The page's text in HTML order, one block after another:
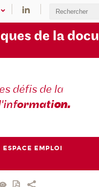
ques de la docu
défis de la
ormation.
ESPACE EMPLOI